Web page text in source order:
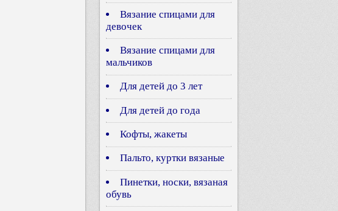
Вязание спицами для
девочек
Вязание спицами для
мальчиков
Для детей до 3 лет
Для детей до года
Кофты, жакеты
Пальто, куртки вязаные
Пинетки, носки, вязаная
обувь